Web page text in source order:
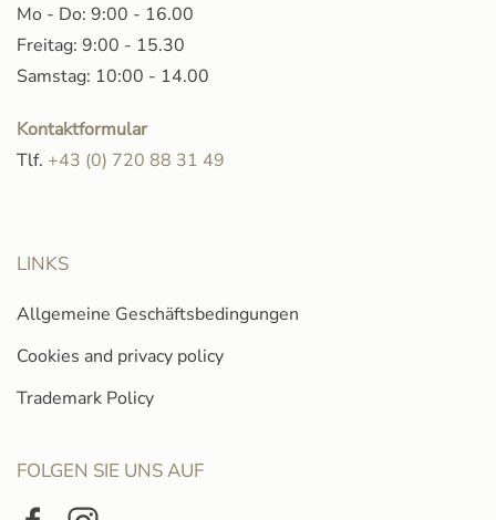
Mo - Do: 9:00 - 16.00
Freitag: 9:00 - 15.30
Samstag: 10:00 - 14.00
Kontaktformular
Tlf. +43 (0) 720 88 31 49
LINKS
Allgemeine Geschäftsbedingungen
Cookies and privacy policy
Trademark Policy
FOLGEN SIE UNS AUF